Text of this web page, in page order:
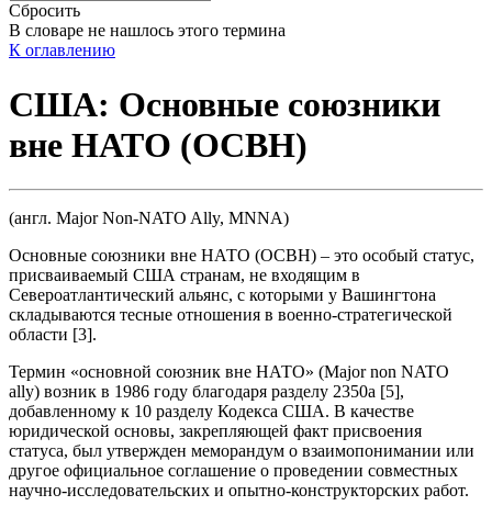
Сбросить
В словаре не нашлось этого термина
К оглавлению
США: Основные союзники
вне НАТО (ОСВН)
(англ. Major Non-NATO Ally, MNNA)
Основные союзники вне НАТО (ОСВН) – это особый статус,
присваиваемый США странам, не входящим в
Североатлантический альянс, с которыми у Вашингтона
складываются тесные отношения в военно-стратегической
области [3].
Термин «основной союзник вне НАТО» (Major non NATO
ally) возник в 1986 году благодаря разделу 2350a [5],
добавленному к 10 разделу Кодекса США. В качестве
юридической основы, закрепляющей факт присвоения
статуса, был утвержден меморандум о взаимопонимании или
другое официальное соглашение о проведении совместных
научно-исследовательских и опытно-конструкторских работ.